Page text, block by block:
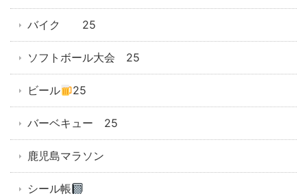
バイク 25
ソフトボール大会 25
ビール 25
バーベキュー 25
鹿児島マラソン
シール帳